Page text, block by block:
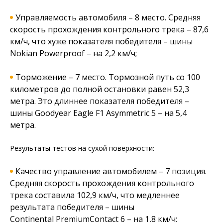
Управляемость автомобиля – 8 место. Средняя
скорость прохождения контрольного трека – 87,6
км/ч, что хуже показателя победителя – шины
Nokian Powerproof – на 2,2 км/ч;
Торможение – 7 место. Тормозной путь со 100
километров до полной остановки равен 52,3
метра. Это длиннее показателя победителя –
шины Goodyear Eagle F1 Asymmetric 5 – на 5,4
метра.
Результаты тестов на сухой поверхности:
Качество управление автомобилем – 7 позиция.
Средняя скорость прохождения контрольного
трека составила 102,9 км/ч, что медленнее
результата победителя – шины
Continental PremiumContact 6 – на 1,8 км/ч;